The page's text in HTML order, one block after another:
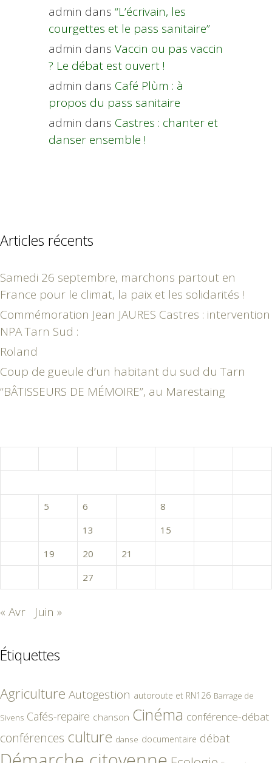
admin dans “L’écrivain, les
courgettes et le pass sanitaire”
admin dans Vaccin ou pas vaccin
? Le débat est ouvert !
admin dans Café Plùm : à
propos du pass sanitaire
admin dans Castres : chanter et
danser ensemble !
Articles récents
Samedi 26 septembre, marchons partout en
France pour le climat, la paix et les solidarités !
Commémoration Jean JAURES Castres : intervention
NPA Tarn Sud :
Roland
Coup de gueule d’un habitant du sud du Tarn
“BÂTISSEURS DE MÉMOIRE”, au Marestaing
5 6 8
13 15
19 20 21
27
« Avr Juin »
Étiquettes
Agriculture Autogestion autoroute et RN126 Barrage de
Sivens Cafés-repaire chanson Cinéma conférence-débat
conférences culture danse documentaire débat